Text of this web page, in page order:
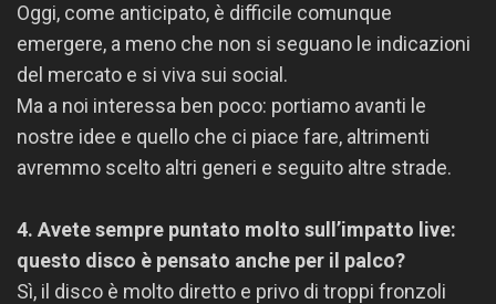
Oggi, come anticipato, è difficile comunque
emergere, a meno che non si seguano le indicazioni
del mercato e si viva sui social.
Ma a noi interessa ben poco: portiamo avanti le
nostre idee e quello che ci piace fare, altrimenti
avremmo scelto altri generi e seguito altre strade.
4. Avete sempre puntato molto sull’impatto live:
questo disco è pensato anche per il palco?
Sì, il disco è molto diretto e privo di troppi fronzoli